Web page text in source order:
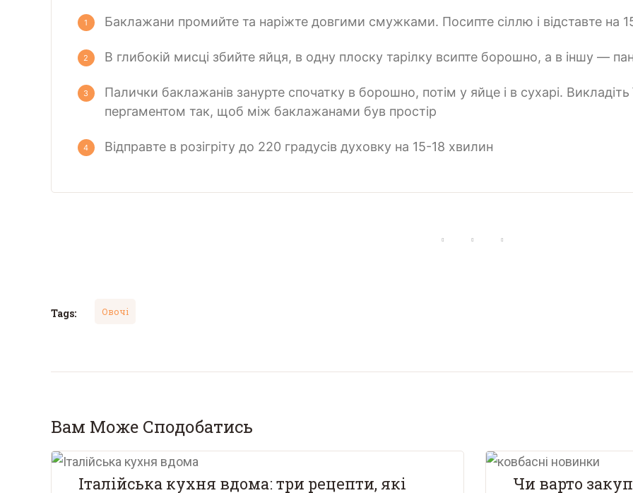
Баклажани промийте та наріжте довгими смужками. Посипте сіллю і відставте на
В глибокій мисці збийте яйця, в одну плоску тарілку всипте борошно, а в іншу —
Палички баклажанів занурте спочатку в борошно, потім у яйце і в сухарі.
пергаментом так, щоб між баклажанами був простір
Відправте в розігріту до 220 градусів духовку на 15-18 хвилин
Tags: Овочі
Вам Може Сподобатись
Італійська кухня вдома: три рецепти, які Чи варто